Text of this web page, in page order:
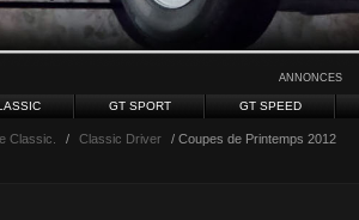
ANNONCES
GT SPORT GT SPEED
Classic. / Classic Driver / Coupes de Printemps 2012